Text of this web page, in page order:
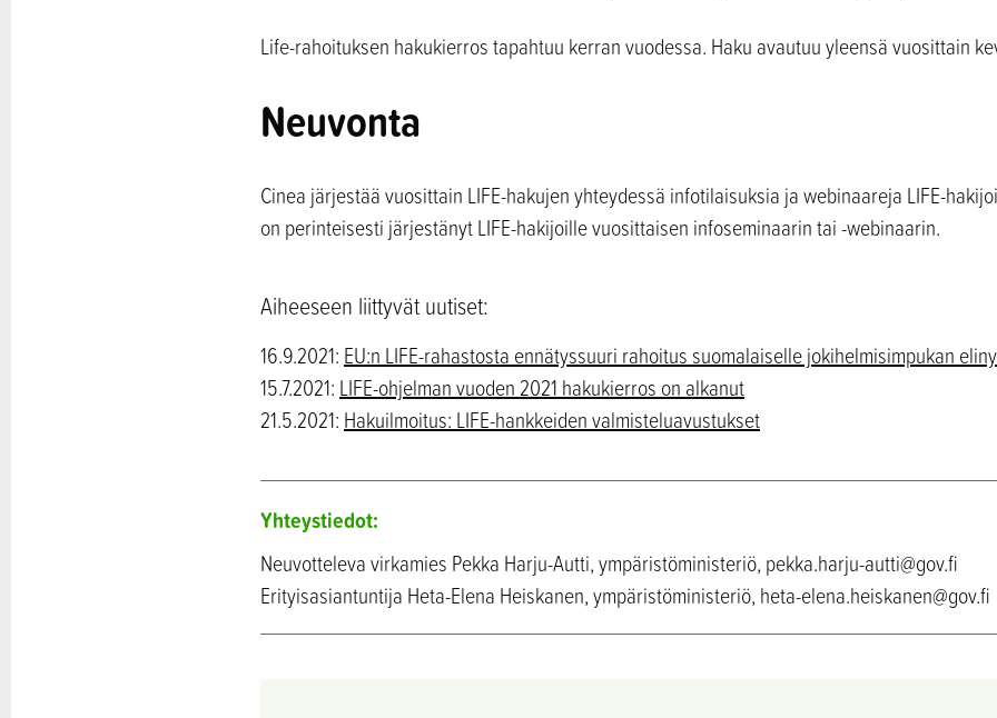
Life-rahoituksen hakukierros tapahtuu kerran vuodessa. Haku avautuu yleensä vuosittain
Neuvonta
Cinea järjestää vuosittain LIFE-hakujen yhteydessä infotilaisuksia ja webinaareja LIFE-
on perinteisesti järjestänyt LIFE-hakijoille vuosittaisen infoseminaarin tai -webinaarin.
Aiheeseen liittyvät uutiset:
16.9.2021: EU:n LIFE-rahastosta ennätyssuuri rahoitus suomalaiselle jokihelmisimpukan
15.7.2021: LIFE-ohjelman vuoden 2021 hakukierros on alkanut
21.5.2021: Hakuilmoitus: LIFE-hankkeiden valmisteluavustukset
Yhteystiedot:
Neuvotteleva virkamies Pekka Harju-Autti, ympäristöministeriö, pekka.harju-autti@gov.fi
Erityisasiantuntija Heta-Elena Heiskanen, ympäristöministeriö, heta-elena.heiskanen@gov.fi